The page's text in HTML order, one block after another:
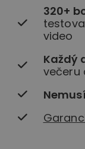
320+
video
Každý
večeru